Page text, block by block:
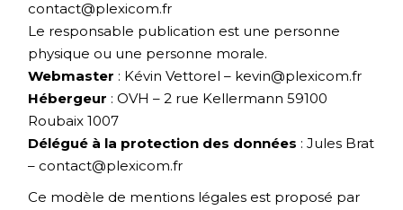
contact@plexicom.fr
Le responsable publication est une personne
physique ou une personne morale.
Webmaster : Kévin Vettorel – kevin@plexicom.fr
Hébergeur : OVH – 2 rue Kellermann 59100
Roubaix 1007
Délégué à la protection des données : Jules Brat
– contact@plexicom.fr
Ce modèle de mentions légales est proposé par